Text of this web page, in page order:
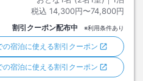
税込 14,300円〜74,800円
割引クーポン配布中 ※利用条件あり
の宿泊に使える割引クーポン
の宿泊に使える割引クーポン